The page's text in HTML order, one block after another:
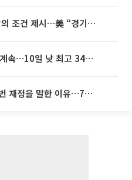
이란, 미국에 호르무즈 합의 조건 제시…美 “경기 아직 안 끝나” [종합]
[내일 날씨] 전국 무더위 계속…10일 낮 최고 34도 육박
추미애가 페이스북서 네 번 재정을 말한 이유…7700억 추경 열쇠는 도의회에